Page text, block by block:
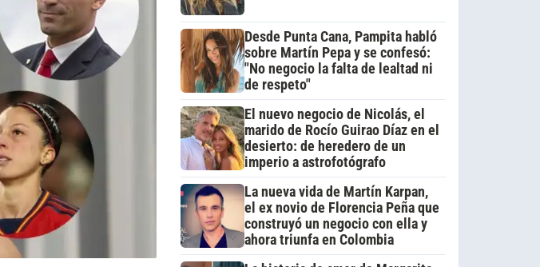
Desde Punta Cana, Pampita habló
sobre Martín Pepa y se confesó:
"No negocio la falta de lealtad ni
de respeto"
El nuevo negocio de Nicolás, el
marido de Rocío Guirao Díaz en el
desierto: de heredero de un
imperio a astrofotógrafo
La nueva vida de Martín Karpan,
el ex novio de Florencia Peña que
construyó un negocio con ella y
ahora triunfa en Colombia